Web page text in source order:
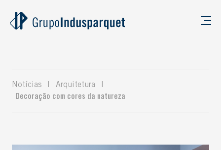
Notícias Arquitetura
Decoração com cores da natureza